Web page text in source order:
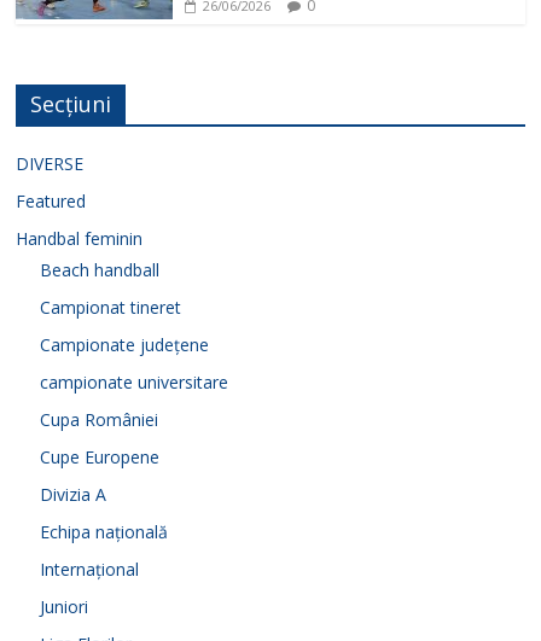
26/06/2026 0
Secțiuni
DIVERSE
Featured
Handbal feminin
Beach handball
Campionat tineret
Campionate județene
campionate universitare
Cupa României
Cupe Europene
Divizia A
Echipa națională
Internațional
Juniori